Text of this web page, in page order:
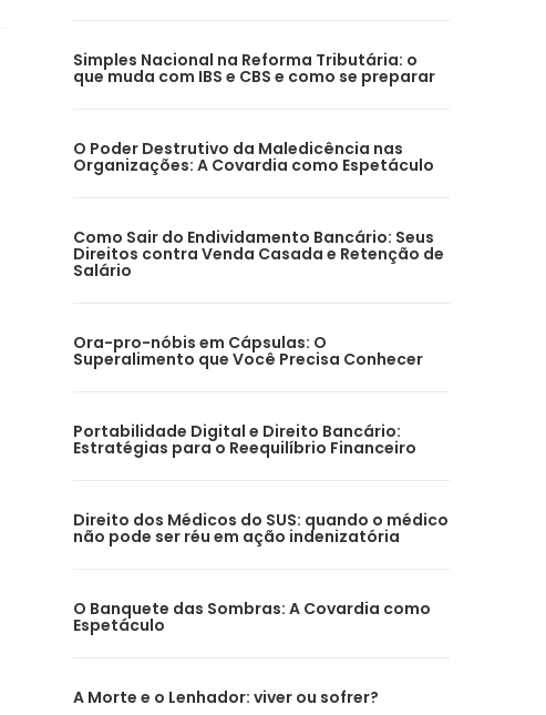
Simples Nacional na Reforma Tributária: o
que muda com IBS e CBS e como se preparar
O Poder Destrutivo da Maledicência nas
Organizações: A Covardia como Espetáculo
Como Sair do Endividamento Bancário: Seus
Direitos contra Venda Casada e Retenção de
Salário
Ora-pro-nóbis em Cápsulas: O
Superalimento que Você Precisa Conhecer
Portabilidade Digital e Direito Bancário:
Estratégias para o Reequilíbrio Financeiro
Direito dos Médicos do SUS: quando o médico
não pode ser réu em ação indenizatória
O Banquete das Sombras: A Covardia como
Espetáculo
A Morte e o Lenhador: viver ou sofrer?